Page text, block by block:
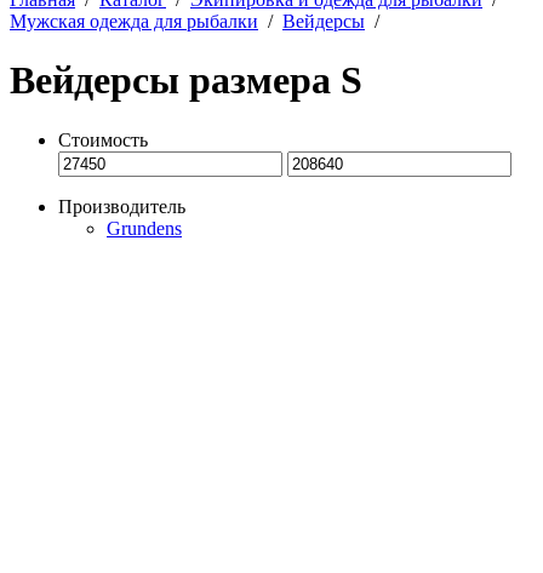
Мужская одежда для рыбалки / Вейдерсы /
Вейдерсы размера S
Стоимость
Производитель
Grundens